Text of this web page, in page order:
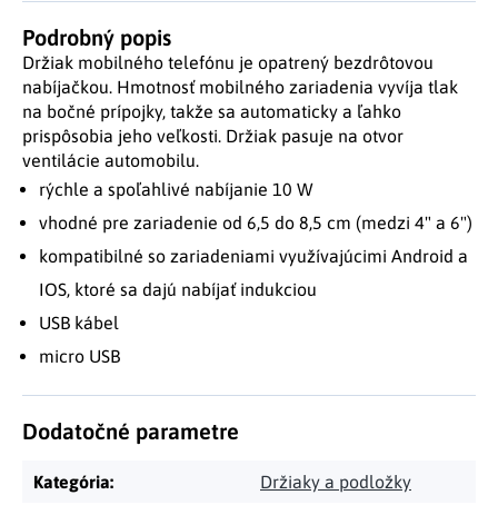
Podrobný popis
Držiak mobilného telefónu je opatrený bezdrôtovou
nabíjačkou. Hmotnosť mobilného zariadenia vyvíja tlak
na bočné prípojky, takže sa automaticky a ľahko
prispôsobia jeho veľkosti. Držiak pasuje na otvor
ventilácie automobilu.
rýchle a spoľahlivé nabíjanie 10 W
vhodné pre zariadenie od 6,5 do 8,5 cm (medzi 4" a 6")
kompatibilné so zariadeniami využívajúcimi Android a
IOS, ktoré sa dajú nabíjať indukciou
USB kábel
micro USB
Dodatočné parametre
Kategória: Držiaky a podložky